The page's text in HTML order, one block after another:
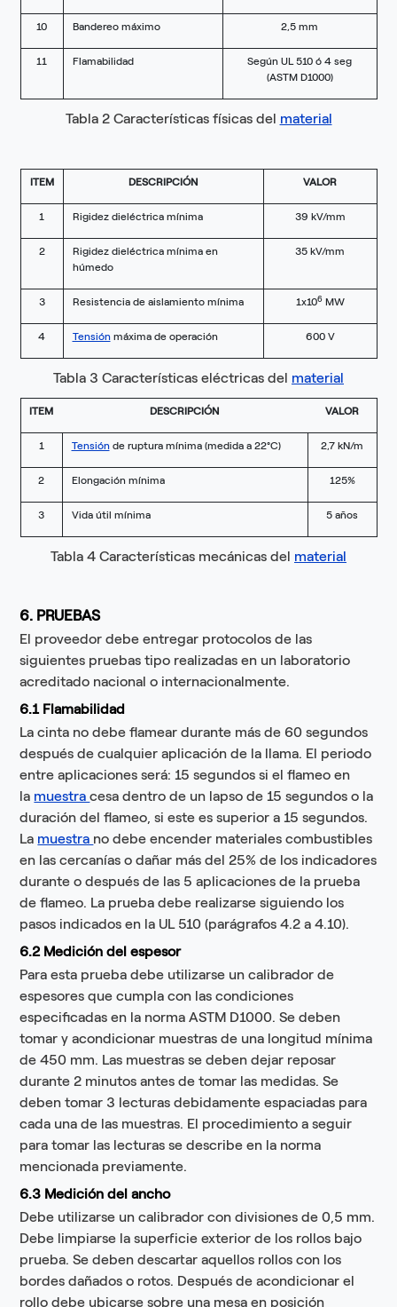
10 Bandereo máximo 2,5 mm
11 Flamabilidad
Según UL 510 ó 4 seg
(ASTM D1000)
Tabla 2 Características físicas del material
ITEM DESCRIPCIÓN VALOR
1 Rigidez dieléctrica mínima 39 kV/mm
2
Rigidez dieléctrica mínima en
húmedo
35 kV/mm
3 Resistencia de aislamiento mínima 1x106MW
4 Tensiónmáxima de operación 600 V
Tabla 3 Características eléctricas del material
ITEM DESCRIPCIÓN VALOR
1 Tensiónde ruptura mínima (medida a 22°C) 2,7 kN/m
2 Elongación mínima 125%
3 Vida útil mínima 5 años
Tabla 4 Características mecánicas del material
6. PRUEBAS
El proveedor debe entregar protocolos de las
siguientes pruebas tipo realizadas en un laboratorio
acreditado nacional o internacionalmente.
6.1 Flamabilidad
La cinta no debe flamear durante más de 60 segundos
después de cualquier aplicación de la llama. El periodo
entre aplicaciones será: 15 segundos si el flameo en
la muestracesa dentro de un lapso de 15 segundos o la
duración del flameo, si este es superior a 15 segundos.
La muestra no debe encender materiales combustibles
en las cercanías o dañar más del 25% de los indicadores
durante o después de las 5 aplicaciones de la prueba
de flameo. La prueba debe realizarse siguiendo los
pasos indicados en la UL 510 (parágrafos 4.2 a 4.10).
6.2 Medición del espesor
Para esta prueba debe utilizarse un calibrador de
espesores que cumpla con las condiciones
especificadas en la norma ASTM D1000. Se deben
tomar y acondicionar muestras de una longitud mínima
de 450 mm. Las muestras se deben dejar reposar
durante 2 minutos antes de tomar las medidas. Se
deben tomar 3 lecturas debidamente espaciadas para
cada una de las muestras. El procedimiento a seguir
para tomar las lecturas se describe en la norma
mencionada previamente.
6.3 Medición del ancho
Debe utilizarse un calibrador con divisiones de 0,5 mm.
Debe limpiarse la superficie exterior de los rollos bajo
prueba. Se deben descartar aquellos rollos con los
bordes dañados o rotos. Después de acondicionar el
rollo debe ubicarse sobre una mesa en posición